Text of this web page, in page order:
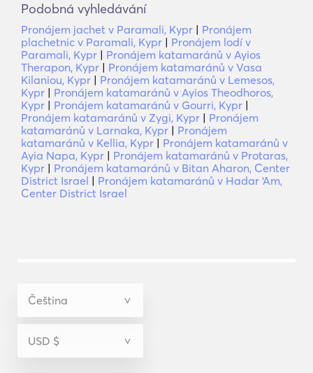
Podobná vyhledávání
Pronájem jachet v Paramali, Kypr | Pronájem
plachetnic v Paramali, Kypr | Pronájem lodí v
Paramali, Kypr | Pronájem katamaránů v Ayios
Therapon, Kypr | Pronájem katamaránů v Vasa
Kilaniou, Kypr | Pronájem katamaránů v Lemesos,
Kypr | Pronájem katamaránů v Ayios Theodhoros,
Kypr | Pronájem katamaránů v Gourri, Kypr |
Pronájem katamaránů v Zygi, Kypr | Pronájem
katamaránů v Larnaka, Kypr | Pronájem
katamaránů v Kellia, Kypr | Pronájem katamaránů v
Ayia Napa, Kypr | Pronájem katamaránů v Protaras,
Kypr | Pronájem katamaránů v Bitan Aharon, Center
District Israel | Pronájem katamaránů v Hadar ‘Am,
Center District Israel